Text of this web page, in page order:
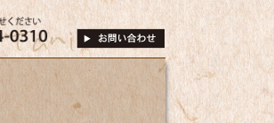
ご相談・お問い合
072-734-0310